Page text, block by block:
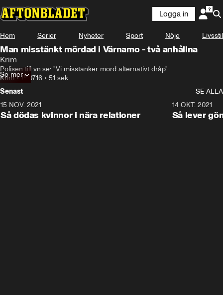
Logga in
Hem Serier Nyheter Sport Nöje Livsstil
Man misstänkt mördad i Värnamo - två anhållna
Krim
Polisen till vn.se: "Vi misstänker mord alternativt dråp"
Krim•15.07.16 • 51 sek
Se mer
Senast
SE ALLA
15 NOV. 2021
Så dödas kvinnor i nära relationer
14 OKT. 2021
Så lever